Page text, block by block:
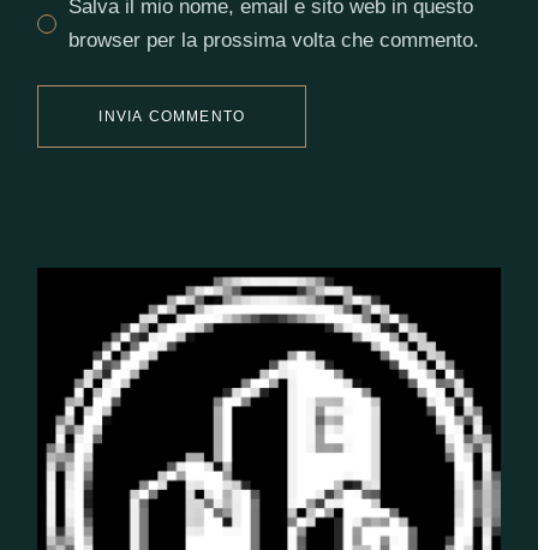
Salva il mio nome, email e sito web in questo
browser per la prossima volta che commento.
INVIA COMMENTO